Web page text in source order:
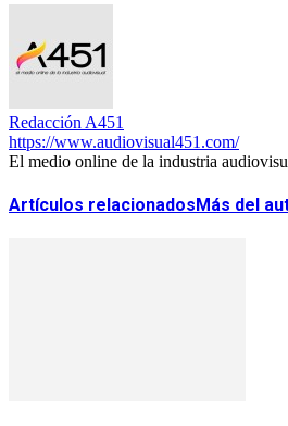
Redacción A451
https://www.audiovisual451.com/
El medio online de la industria
Artículos relacionadosMás del